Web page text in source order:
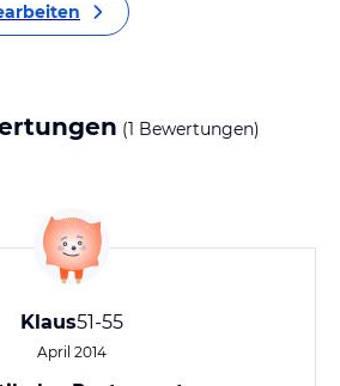
(1 Bewertungen)
Klaus51-55
April 2014